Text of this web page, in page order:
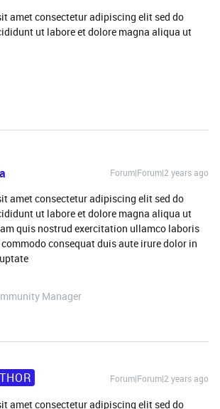
amet consectetur adipiscing elit sed do
ut labore et dolore magna aliqua ut
Forum|Forum|2 years ago
amet consectetur adipiscing elit sed do
ut labore et dolore magna aliqua ut
quis nostrud exercitation ullamco laboris
consequat duis aute irure dolor in
Manager
Forum|Forum|2 years ago
amet consectetur adipiscing elit sed do